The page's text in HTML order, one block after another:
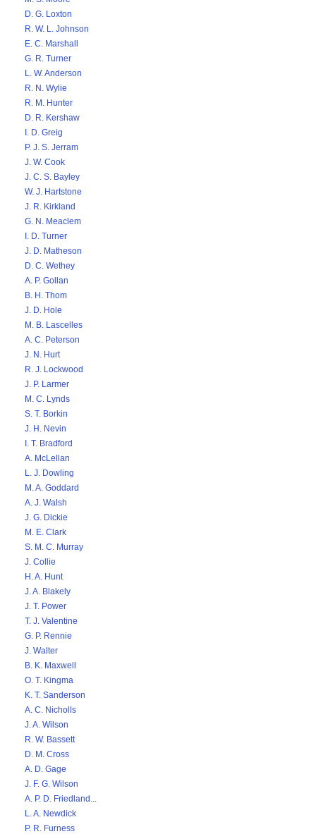
D. G. Loxton
R. W. L. Johnson
E. C. Marshall
G. R. Turner
L. W. Anderson
R. N. Wylie
R. M. Hunter
D. R. Kershaw
I. D. Greig
P. J. S. Jerram
J. W. Cook
J. C. S. Bayley
W. J. Hartstone
J. R. Kirkland
G. N. Meaclem
I. D. Turner
J. D. Matheson
D. C. Wethey
A. P. Gollan
B. H. Thom
J. D. Hole
M. B. Lascelles
A. C. Peterson
J. N. Hurt
R. J. Lockwood
J. P. Larmer
M. C. Lynds
S. T. Borkin
J. H. Nevin
I. T. Bradford
A. McLellan
L. J. Dowling
M. A. Goddard
A. J. Walsh
J. G. Dickie
M. E. Clark
S. M. C. Murray
J. Collie
H. A. Hunt
J. A. Blakely
J. T. Power
T. J. Valentine
G. P. Rennie
J. Walter
B. K. Maxwell
O. T. Kingma
K. T. Sanderson
A. C. Nicholls
J. A. Wilson
R. W. Bassett
D. M. Cross
A. D. Gage
J. F. G. Wilson
A. P. D. Friedland...
L. A. Newdick
P. R. Furness